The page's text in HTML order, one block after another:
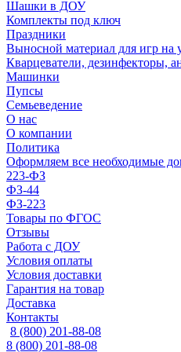
Шашки в ДОУ
Комплекты под ключ
Праздники
Выносной материал для игр на
Кварцеватели, дезинфекторы,
Машинки
Пупсы
Семьеведение
О нас
О компании
Политика
Оформляем все необходимые
223-ФЗ
ФЗ-44
ФЗ-223
Товары по ФГОС
Отзывы
Работа с ДОУ
Условия оплаты
Условия доставки
Гарантия на товар
Доставка
Контакты
8 (800) 201-88-08
8 (800) 201-88-08